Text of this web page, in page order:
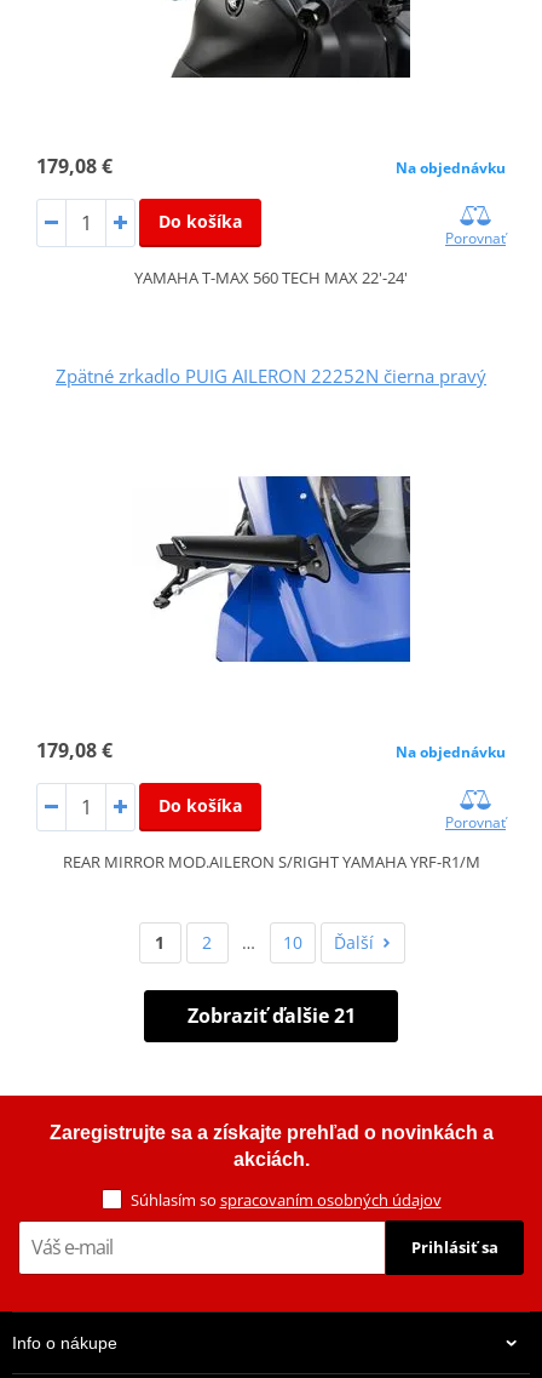
179,08 € Na objednávku
Do košíka
Porovnať
YAMAHA T-MAX 560 TECH MAX 22'-24'
Zpätné zrkadlo PUIG AILERON 22252N čierna pravý
179,08 € Na objednávku
Do košíka
Porovnať
REAR MIRROR MOD.AILERON S/RIGHT YAMAHA YRF-R1/M
1 2 … 10 Ďalší
Zobraziť ďalšie 21
Zaregistrujte sa a získajte prehľad o novinkách a
akciách.
Súhlasím so spracovaním osobných údajov
Prihlásiť sa
Info o nákupe